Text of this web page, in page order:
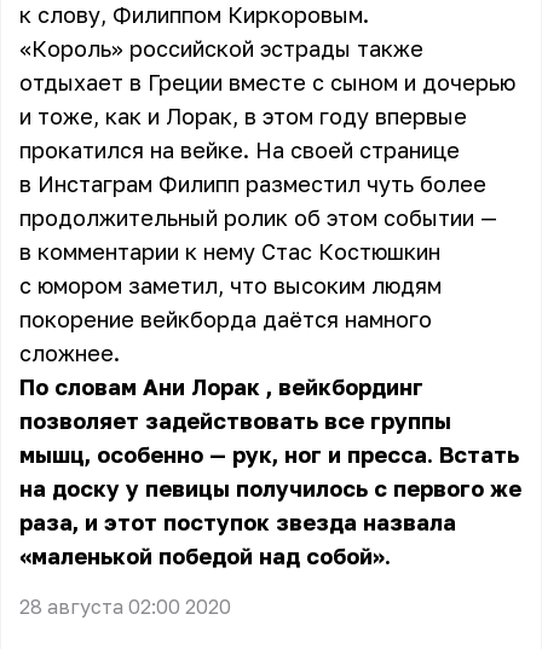
к слову, Филиппом Киркоровым.
«Король» российской эстрады также
отдыхает в Греции вместе с сыном и дочерью
и тоже, как и Лорак, в этом году впервые
прокатился на вейке. На своей странице
в Инстаграм Филипп разместил чуть более
продолжительный ролик об этом событии —
в комментарии к нему Стас Костюшкин
с юмором заметил, что высоким людям
покорение вейкборда даётся намного
сложнее.
По словам Ани Лорак , вейкбординг
позволяет задействовать все группы
мышц, особенно — рук, ног и пресса. Встать
на доску у певицы получилось с первого же
раза, и этот поступок звезда назвала
«маленькой победой над собой».
28 августа 02:00 2020